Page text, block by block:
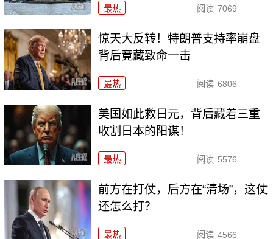
最热 阅读 7069
惊天大反转！特朗普支持率崩盘
背后竟藏致命一击
最热 阅读 6806
美国如此救日元，背后藏着三重
收割日本的阳谋！
最热 阅读 5576
前方在打仗，后方在“清场”，这仗
还怎么打？
最热 阅读 4566